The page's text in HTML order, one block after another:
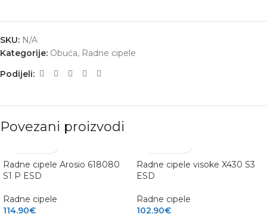
SKU: N/A
Kategorije: Obuća, Radne cipele
Podijeli:
Povezani proizvodi
Radne cipele Arosio 618080
S1 P ESD
Radne cipele
114.90€
Radne cipele visoke X430 S3
ESD
Radne cipele
102.90€